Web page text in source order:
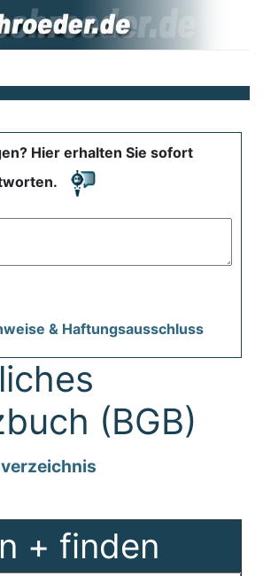
Hier erhalten Sie sofort
& Haftungsausschluss
(BGB)
+ finden